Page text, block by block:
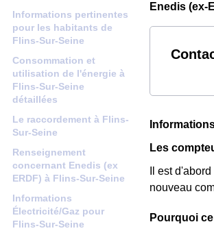
Informations pertinentes
pour les habitants de
Flins-Sur-Seine
Consommation et
utilisation de l'énergie à
Flins-Sur-Seine
détaillées
Le raccordement à Flins-
Sur-Seine
Renseignement
concernant Enedis (ex
ERDF) à Flins-Sur-Seine
Informations
Électricité/Gaz pour
Flins-Sur-Seine
Enedis (ex-
Les
Il est
nouveau
Pourquoi